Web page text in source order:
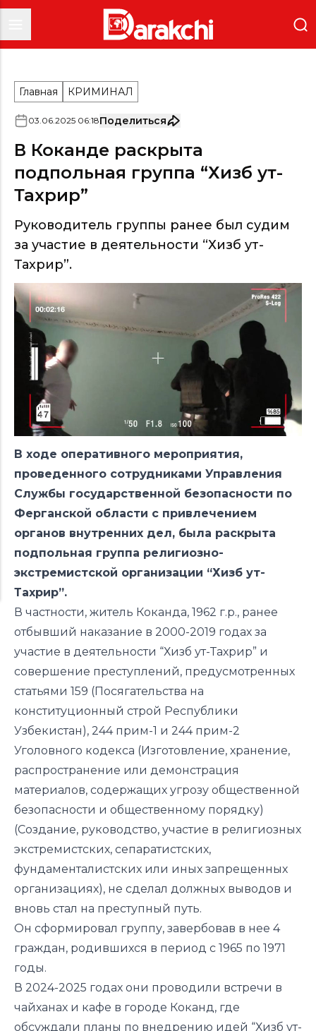
Главная КРИМИНАЛ
03.06.2025 06:18Поделиться
В Коканде раскрыта
подпольная группа “Хизб ут-
Тахрир”
Руководитель группы ранее был судим
за участие в деятельности “Хизб ут-
Тахрир”.
В ходе оперативного мероприятия,
проведенного сотрудниками Управления
Службы государственной безопасности по
Ферганской области с привлечением
органов внутренних дел, была раскрыта
подпольная группа религиозно-
экстремистской организации “Хизб ут-
Тахрир”.
В частности, житель Коканда, 1962 г.р., ранее
отбывший наказание в 2000-2019 годах за
участие в деятельности “Хизб ут-Тахрир” и
совершение преступлений, предусмотренных
статьями 159 (Посягательства на
конституционный строй Республики
Узбекистан), 244 прим-1 и 244 прим-2
Уголовного кодекса (Изготовление, хранение,
распространение или демонстрация
материалов, содержащих угрозу общественной
безопасности и общественному порядку)
(Создание, руководство, участие в религиозных
экстремистских, сепаратистских,
фундаменталистских или иных запрещенных
организациях), не сделал должных выводов и
вновь стал на преступный путь.
Он сформировал группу, завербовав в нее 4
граждан, родившихся в период с 1965 по 1971
годы.
В 2024-2025 годах они проводили встречи в
чайханах и кафе в городе Коканд, где
обсуждали планы по внедрению идей “Хизб ут-